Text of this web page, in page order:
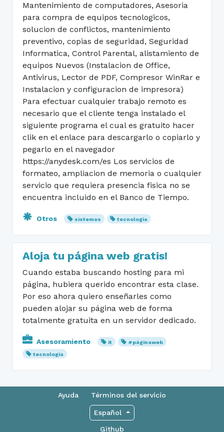
Mantenimiento de computadores, Asesoria
para compra de equipos tecnologicos,
solucion de conflictos, mantenimiento
preventivo, copias de seguridad, Seguridad
Informatica, Control Parental, alistamiento de
equipos Nuevos (Instalacion de Office,
Antivirus, Lector de PDF, Compresor WinRar e
Instalacion y configuracion de impresora)
Para efectuar cualquier trabajo remoto es
necesario que el cliente tenga instalado el
siguiente programa el cual es gratuito hacer
clik en el enlace para descargarlo o copiarlo y
pegarlo en el navegador
https://anydesk.com/es Los servicios de
formateo, ampliacion de memoria o cualquier
servicio que requiera presencia fisica no se
encuentra incluido en el Banco de Tiempo.
Otros sistemas tecnologia
Aloja tu página web gratis!
Cuando estaba buscando hosting para mi
página, hubiera querido encontrar esta clase.
Por eso ahora quiero enseñarles como
pueden alojar su página web de forma
totalmente gratuita en un servidor dedicado.
Asesoramiento it
#páginaweb
tecnologia
Ayuda Términos del servicio
Español
Github